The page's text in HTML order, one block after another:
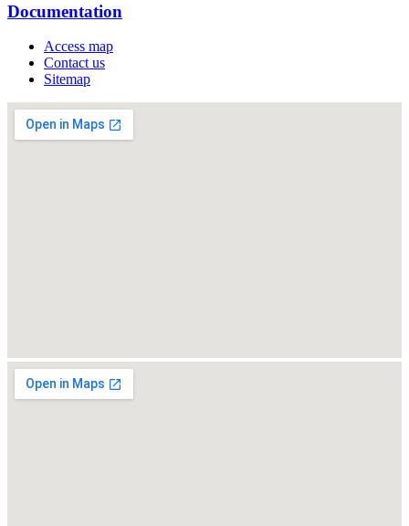
Documentation
Access map
Contact us
Sitemap